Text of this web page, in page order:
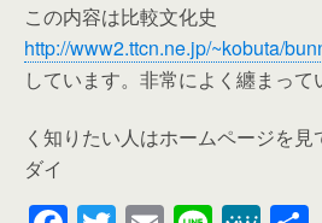
この内容は比較文化史
http://www2.ttcn.ne.jp/~kobuta/
しています。非常によく纏まっ
く知りたい人はホームページを見
ダイ